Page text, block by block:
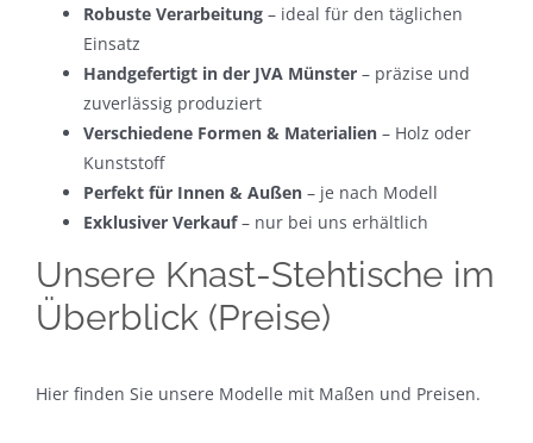
Robuste Verarbeitung– ideal für den täglichen
Einsatz
Handgefertigt in der JVA Münster– präzise und
zuverlässig produziert
Verschiedene Formen & Materialien– Holz oder
Kunststoff
Perfekt für Innen & Außen– je nach Modell
Exklusiver Verkauf– nur bei uns erhältlich
Unsere Knast-Stehtische im
Überblick (Preise)
Hier finden Sie unsere Modelle mit Maßen und Preisen.